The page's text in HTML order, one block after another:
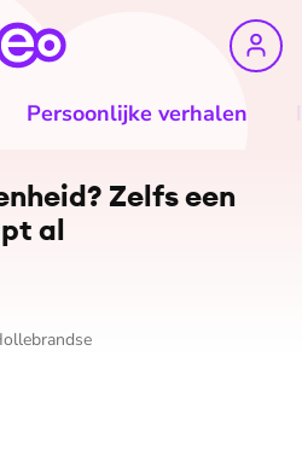
Persoonlijke verhalen
©iStock
Zelfs een
al